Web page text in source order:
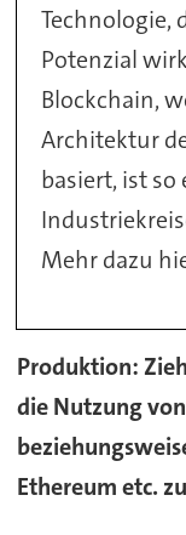
Technologie,
Potenzial
Blockchain,
Architektur
basiert, ist
Mehr dazu
Produktion:
die Nutzung
Ethereum etc.